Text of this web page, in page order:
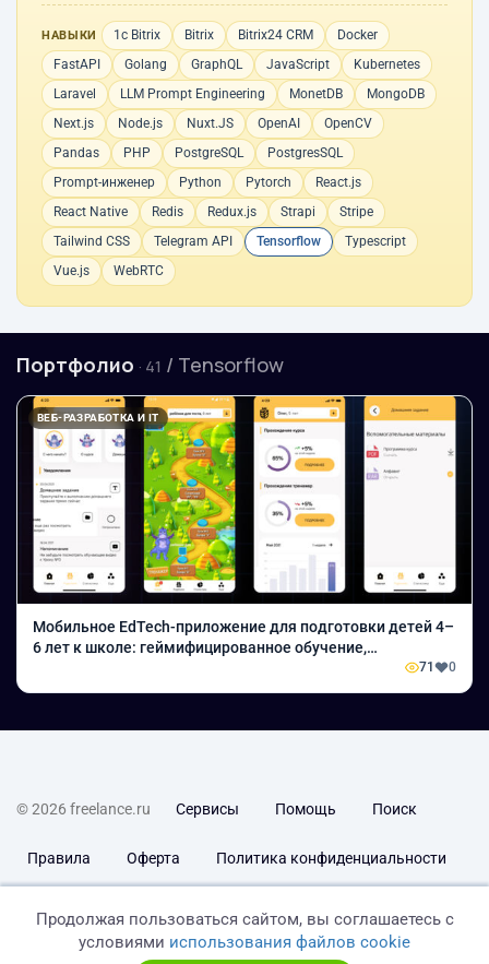
НАВЫКИ 1с Bitrix Bitrix Bitrix24 CRM
Docker
FastAPI
Golang GraphQL JavaScript
Kubernetes
Laravel
LLM Prompt Engineering MonetDB
MongoDB
Next.js
Node.js Nuxt.JS OpenAI
OpenCV
Pandas
PHP PostgreSQL
PostgresSQL
Prompt-инженер
Python Pytorch
React.js
React Native
Redis Redux.js Strapi
Stripe
Tailwind CSS
Telegram API Tensorflow
Typescript
Vue.js
WebRTC
Портфолио · 41 / Tensorflow
ВЕБ-РАЗРАБОТКА И IT
Мобильное EdTech-приложение для подготовки детей 4–
6 лет к школе: геймифицированное обучение,
персонализированные сценарии и AI-контроль внимания
71 0
© 2026 freelance.ru Сервисы Помощь Поиск
Правила Оферта Политика конфиденциальности
Продолжая пользоваться сайтом, вы соглашаетесь с
условиями использования файлов cookie